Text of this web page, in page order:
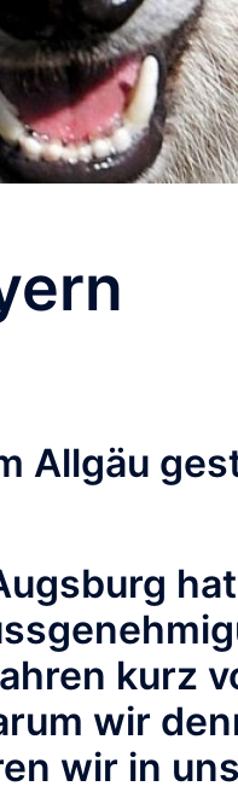
Allgäu
kurz
wir
wir in